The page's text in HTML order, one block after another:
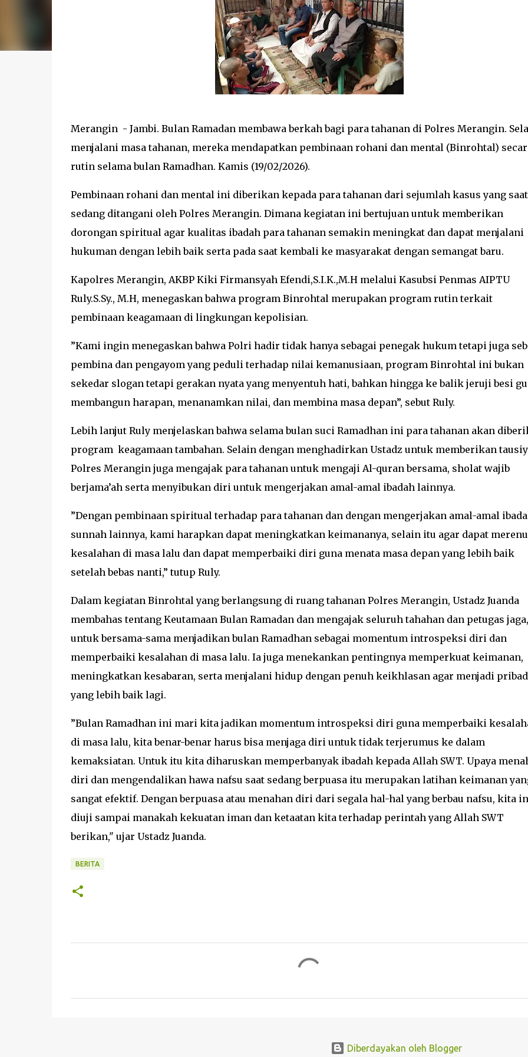
Merangin - Jambi. Bulan Ramadan membawa berkah bagi para tahanan di Polres Merangin.
menjalani masa tahanan, mereka mendapatkan pembinaan rohani dan mental (Binrohtal)
rutin selama bulan Ramadhan. Kamis (19/02/2026).
Pembinaan rohani dan mental ini diberikan kepada para tahanan dari sejumlah kasus yang
sedang ditangani oleh Polres Merangin. Dimana kegiatan ini bertujuan untuk memberikan
dorongan spiritual agar kualitas ibadah para tahanan semakin meningkat dan dapat menjalani
hukuman dengan lebih baik serta pada saat kembali ke masyarakat dengan semangat baru.
Kapolres Merangin, AKBP Kiki Firmansyah Efendi,S.I.K.,M.H melalui Kasubsi Penmas AIPTU
Ruly.S.Sy., M.H, menegaskan bahwa program Binrohtal merupakan program rutin terkait
pembinaan keagamaan di lingkungan kepolisian.
”Kami ingin menegaskan bahwa Polri hadir tidak hanya sebagai penegak hukum tetapi juga
pembina dan pengayom yang peduli terhadap nilai kemanusiaan, program Binrohtal ini bukan
sekedar slogan tetapi gerakan nyata yang menyentuh hati, bahkan hingga ke balik jeruji besi
membangun harapan, menanamkan nilai, dan membina masa depan”, sebut Ruly.
Lebih lanjut Ruly menjelaskan bahwa selama bulan suci Ramadhan ini para tahanan akan
program keagamaan tambahan. Selain dengan menghadirkan Ustadz untuk memberikan
Polres Merangin juga mengajak para tahanan untuk mengaji Al-quran bersama, sholat wajib
berjama’ah serta menyibukan diri untuk mengerjakan amal-amal ibadah lainnya.
”Dengan pembinaan spiritual terhadap para tahanan dan dengan mengerjakan amal-amal
sunnah lainnya, kami harapkan dapat meningkatkan keimananya, selain itu agar dapat
kesalahan di masa lalu dan dapat memperbaiki diri guna menata masa depan yang lebih baik
setelah bebas nanti,” tutup Ruly.
Dalam kegiatan Binrohtal yang berlangsung di ruang tahanan Polres Merangin, Ustadz Juanda
membahas tentang Keutamaan Bulan Ramadan dan mengajak seluruh tahahan dan petugas jaga,
untuk bersama-sama menjadikan bulan Ramadhan sebagai momentum introspeksi diri dan
memperbaiki kesalahan di masa lalu. Ia juga menekankan pentingnya memperkuat keimanan,
meningkatkan kesabaran, serta menjalani hidup dengan penuh keikhlasan agar menjadi
yang lebih baik lagi.
”Bulan Ramadhan ini mari kita jadikan momentum introspeksi diri guna memperbaiki
di masa lalu, kita benar-benar harus bisa menjaga diri untuk tidak terjerumus ke dalam
kemaksiatan. Untuk itu kita diharuskan memperbanyak ibadah kepada Allah SWT. Upaya
diri dan mengendalikan hawa nafsu saat sedang berpuasa itu merupakan latihan keimanan
sangat efektif. Dengan berpuasa atau menahan diri dari segala hal-hal yang berbau nafsu, kita
diuji sampai manakah kekuatan iman dan ketaatan kita terhadap perintah yang Allah SWT
berikan," ujar Ustadz Juanda.
BERITA
Diberdayakan oleh Blogger